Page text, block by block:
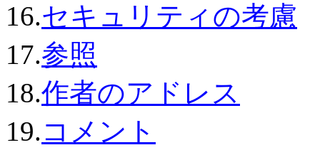
16.セキュリティの考慮
17.参照
18.作者のアドレス
19.コメント